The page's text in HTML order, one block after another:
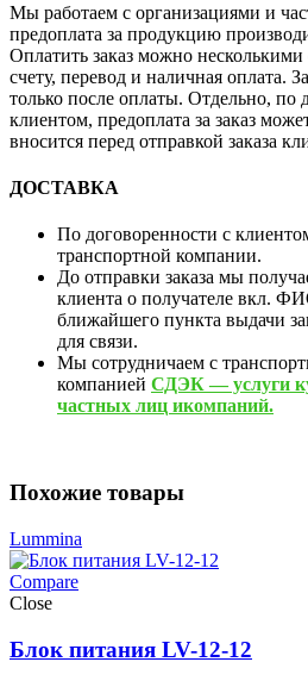
Мы работаем с организациями и
предоплата за продукцию
Оплатить заказ можно
счету, перевод и наличная оплата.
только после оплаты. Отдельно, по
клиентом, предоплата за заказ
вносится перед отправкой заказа
ДОСТАВКА
По договоренности с
транспортной компании.
До отправки заказа мы
клиента о получателе вкл.
ближайшего пункта выдачи
для связи.
Мы сотрудничаем с
компанией СДЭК — услуги
частных лиц икомпаний.
Похожие товары
Lummina
Compare
Close
Блок питания LV-12-12